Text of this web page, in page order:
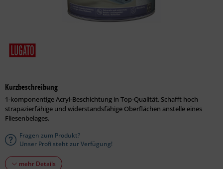
Kurzbeschreibung
1-komponentige Acryl-Beschichtung in Top-Qualität. Schafft hoch
strapazierfähige und widerstandsfähige Oberflächen anstelle eines
Fliesenbelages.
Fragen zum Produkt?
Unser Profi steht zur Verfügung!
mehr Details